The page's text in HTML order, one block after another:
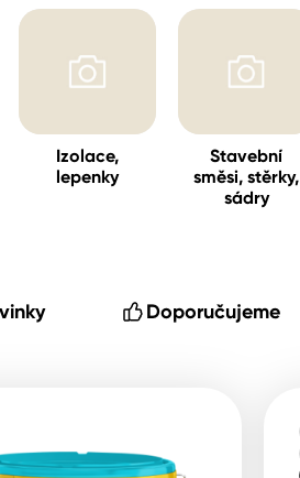
Izolace,
lepenky
Stavební
směsi, stěrky,
sádry
Doporučujeme